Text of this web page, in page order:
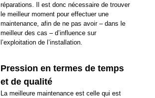
réparations. Il est donc nécessaire de trouver
le meilleur moment pour effectuer une
maintenance, afin de ne pas avoir – dans le
meilleur des cas – d’influence sur
l’exploitation de l’installation.
Pression en termes de temps
et de qualité
La meilleure maintenance est celle qui est